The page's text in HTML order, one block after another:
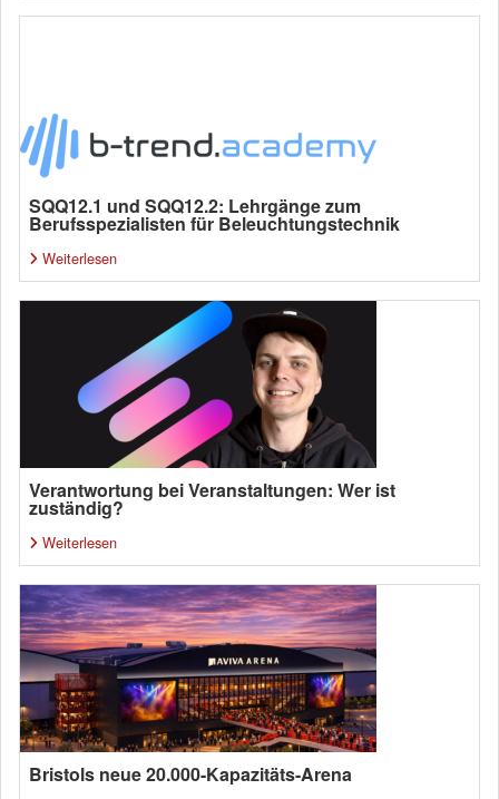
SQQ12.1 und SQQ12.2: Lehrgänge zum
Berufsspezialisten für Beleuchtungstechnik
Weiterlesen
Verantwortung bei Veranstaltungen: Wer ist
zuständig?
Weiterlesen
Bristols neue 20.000-Kapazitäts-Arena